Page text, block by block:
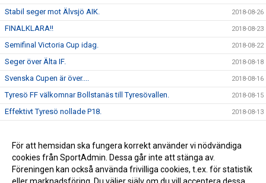
Stabil seger mot Älvsjö AIK. 2018-08-26
FINALKLARA!! 2018-08-23
Semifinal Victoria Cup idag. 2018-08-22
Seger över Älta IF. 2018-08-18
Svenska Cupen är över.... 2018-08-16
Tyresö FF välkomnar Bollstanäs till Tyresövallen. 2018-08-15
Effektivt Tyresö nollade P18. 2018-08-13
Seger mot AIK. 2018-02-03
Ida " Bengan " Bengtsson är klar för 2020 !
För att hemsidan ska fungera korrekt använder vi nödvändiga
cookies från SportAdmin. Dessa går inte att stänga av.
Föreningen kan också använda frivilliga cookies, t.ex. för statistik